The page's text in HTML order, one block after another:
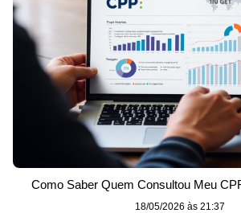
Como Saber Quem Consultou Meu
18/05/2026 às 21:37